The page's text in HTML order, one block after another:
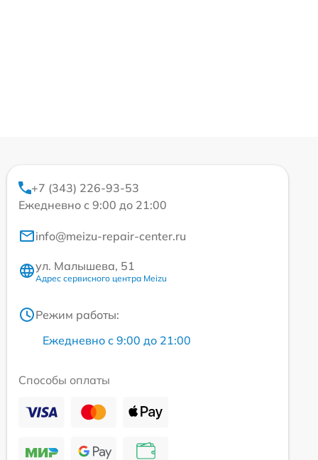
+7 (343) 226-93-53
Ежедневно с 9:00 до 21:00
info@meizu-repair-center.ru
ул. Малышева, 51
Адрес сервисного центра Meizu
Режим работы:
Ежедневно с 9:00 до 21:00
Способы оплаты